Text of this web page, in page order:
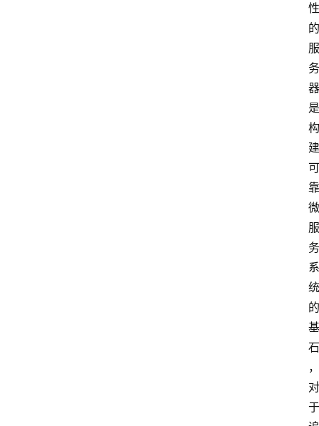
性
的
服
务
器
是
构
建
可
靠
微
服
务
系
统
的
基
石
，
对
于